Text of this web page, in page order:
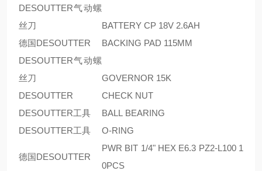
DESOUTTER气动螺
丝刀
BATTERY CP 18V 2.6AH
德国DESOUTTER
BACKING PAD 115MM
DESOUTTER气动螺
丝刀
GOVERNOR 15K
DESOUTTER
CHECK NUT
DESOUTTER工具
BALL BEARING
DESOUTTER工具
O-RING
德国DESOUTTER
PWR BIT 1/4" HEX E6.3 PZ2-L100 1
0PCS